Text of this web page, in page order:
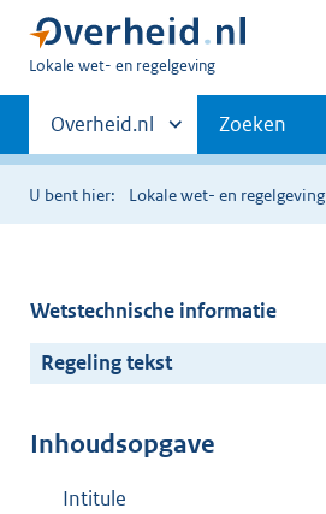
U
hier:
Lokale wet- en regelgeving
Primaire
navigatie
Andere
sites
binnen
Overheid.nl Zoeken
U bent hier: Lokale wet- en regelgeving
Wetstechnische informatie
Regeling tekst
Inhoudsopgave
Intitule